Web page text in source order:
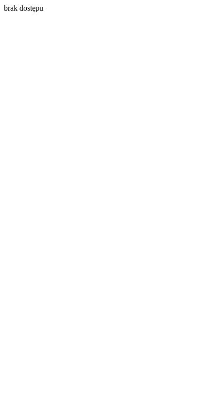
brak dostępu